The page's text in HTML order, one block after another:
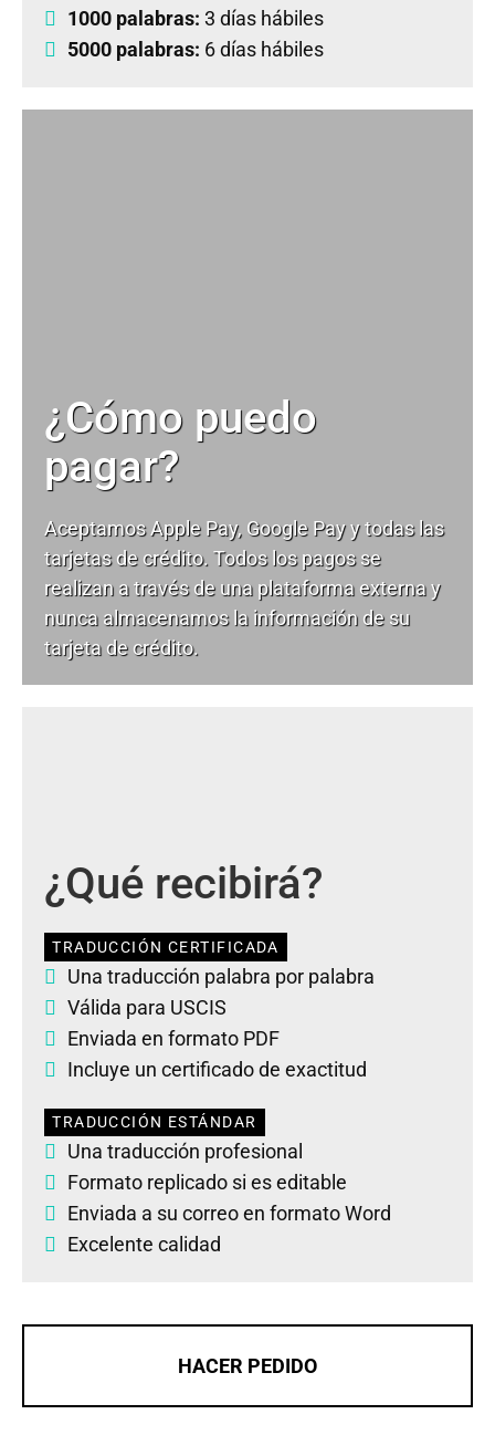
1000 palabras: 3 días hábiles
5000 palabras: 6 días hábiles
¿Cómo puedo
pagar?
Aceptamos Apple Pay, Google Pay y todas las
tarjetas de crédito. Todos los pagos se
realizan a través de una plataforma externa y
nunca almacenamos la información de su
tarjeta de crédito.
¿Qué recibirá?
TRADUCCIÓN CERTIFICADA
Una traducción palabra por palabra
Válida para USCIS
Enviada en formato PDF
Incluye un certificado de exactitud
TRADUCCIÓN ESTÁNDAR
Una traducción profesional
Formato replicado si es editable
Enviada a su correo en formato Word
Excelente calidad
HACER PEDIDO